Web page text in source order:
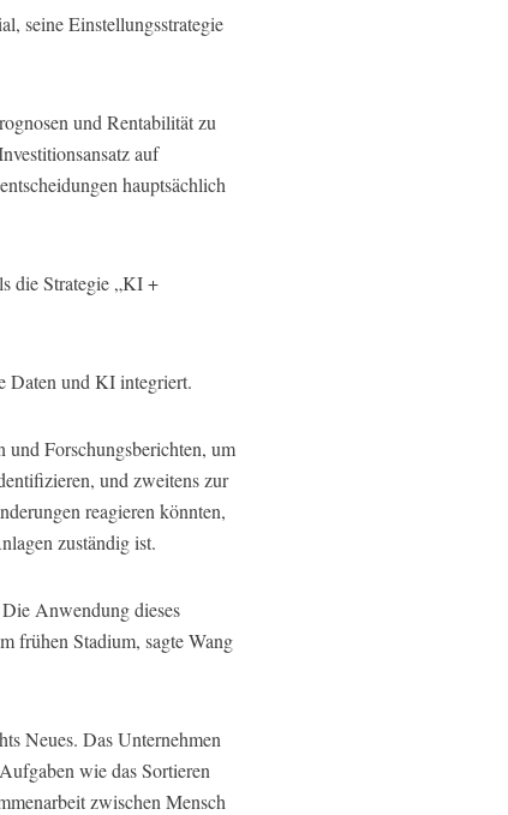
seine Einstellungsstrategie
und Rentabilität zu
auf
hauptsächlich
die Strategie „KI +
Daten und KI integriert.
Forschungsberichten, um
und zweitens zur
reagieren könnten,
zuständig ist.
Anwendung dieses
frühen Stadium, sagte Wang
Neues. Das Unternehmen
wie das Sortieren
zwischen Mensch